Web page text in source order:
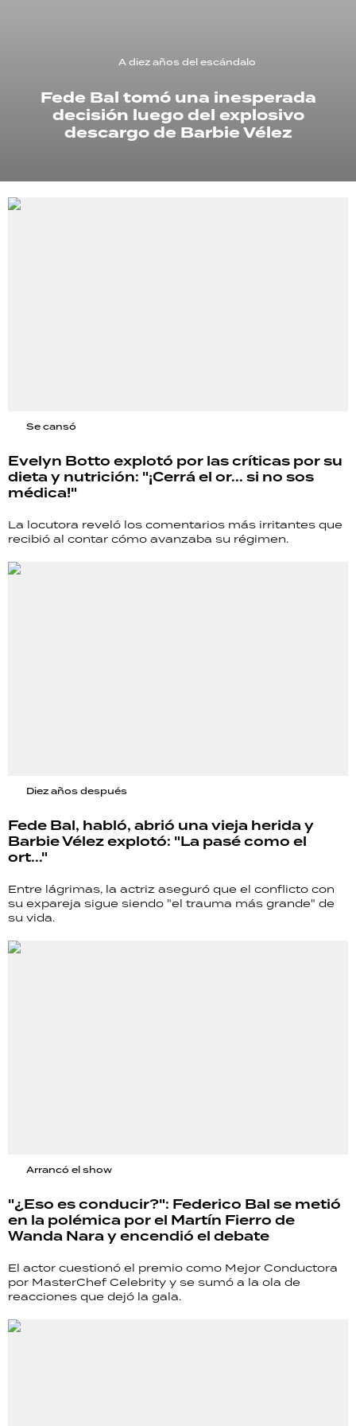
A diez años del escándalo
Fede Bal tomó una inesperada
decisión luego del explosivo
descargo de Barbie Vélez
Se cansó
Evelyn Botto explotó por las críticas por su
dieta y nutrición: "¡Cerrá el or... si no sos
médica!"
La locutora reveló los comentarios más irritantes que
recibió al contar cómo avanzaba su régimen.
Diez años después
Fede Bal, habló, abrió una vieja herida y
Barbie Vélez explotó: "La pasé como el
ort..."
Entre lágrimas, la actriz aseguró que el conflicto con
su expareja sigue siendo "el trauma más grande" de
su vida.
Arrancó el show
"¿Eso es conducir?": Federico Bal se metió
en la polémica por el Martín Fierro de
Wanda Nara y encendió el debate
El actor cuestionó el premio como Mejor Conductora
por MasterChef Celebrity y se sumó a la ola de
reacciones que dejó la gala.
RECETAS
PALABRAS